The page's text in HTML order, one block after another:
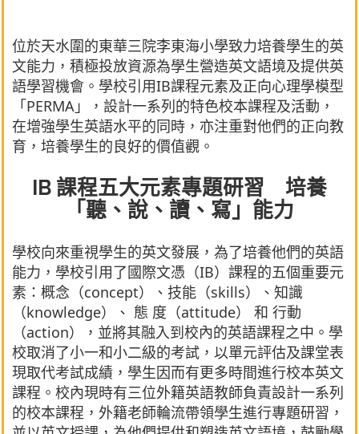
位於天水圍的東華三院李東海小學致力培養學生的英
文能力，積極投放資源為學生營造英文語境及提供英
語學習機會。學校引用IB課程元素及正向心理學模型
「PERMA」，設計一系列的特色校本課程及活動，
在增強學生英語水平的同時，亦注重對他們的正向教
育，培養學生的良好的價值觀。
IB 課程五大元素專題研習 培養
「聽、說、讀、寫」能力
學校向來重視學生的英文發展，為了培養他們的英語
能力，學校引用了國際文憑（IB）課程的五個重要元
素：概念（concept）、技能（skills）、知識
（knowledge）、 態 度（attitude） 和 行動
（action），並將其融入到校內的英語課程之中。學
校取消了小一和小二級的考試，以單元評估及課堂表
現取代考試成績，學生因而有更多時間進行校本英文
課程。校內現時有三位外籍英語教師負責設計一系列
的校本課程，外籍老師輪流帶領學生進行專題研習，